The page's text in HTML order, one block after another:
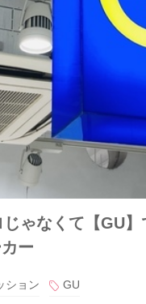
ゃなくて【GU
ー
ション GU